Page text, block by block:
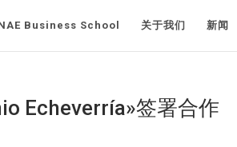
Business School 关于我们 新闻
Echeverría»签署合作